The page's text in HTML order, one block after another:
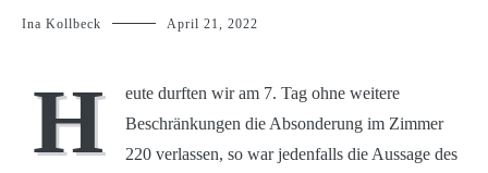
Ina Kollbeck April 21, 2022
H
eute durften wir am 7. Tag ohne weitere
Beschränkungen die Absonderung im Zimmer
220 verlassen, so war jedenfalls die Aussage des